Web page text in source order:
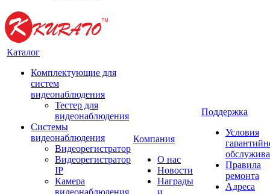
Каталог
Комплектующие для
систем
видеонаблюдения
Тестер для
видеонаблюдения
Системы
видеонаблюдения
Видеорегистратор
Видеорегистратор
IP
Камера
видеонаблюдения
Компания
О нас
Новости
Награды
и
Поддержка
Условия
Правила
ремонта
Адреса